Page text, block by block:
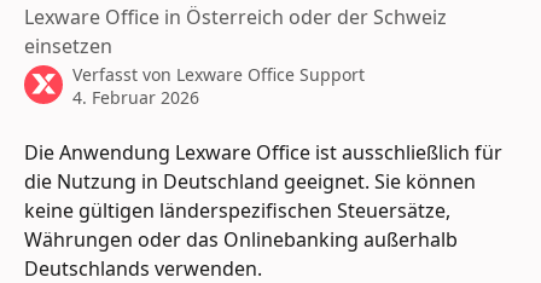
Lexware Office in Österreich oder der Schweiz
einsetzen
Verfasst von Lexware Office Support
4. Februar 2026
Die Anwendung Lexware Office ist ausschließlich für
die Nutzung in Deutschland geeignet. Sie können
keine gültigen länderspezifischen Steuersätze,
Währungen oder das Onlinebanking außerhalb
Deutschlands verwenden.